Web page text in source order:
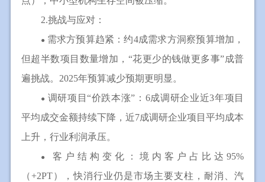
2.挑战与应对：
● 需求方预算趋紧：约4成需求方洞察预算增加，
但超半数项目数量增加，“花更少的钱做更多事”成普
遍挑战。2025年预算减少预期更明显。
● 调研项目“价跌本涨”：6成调研企业近3年项目
平均成交金额持续下降，近7成调研企业项目平均成本
上升，行业利润承压。
●客户结构变化：境内客户占比达95%
（+2PT），快消行业仍是市场主要支柱，耐消、汽